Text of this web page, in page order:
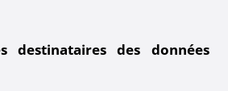
destinataires des données